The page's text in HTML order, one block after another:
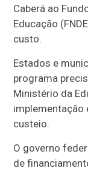
Caberá ao
Educação
custo.
Estados e
programa
Ministério da
implementação
custeio.
O governo
de